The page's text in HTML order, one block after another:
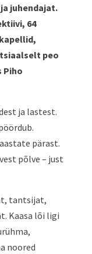
juhendajat.
64
peo
Piho
ja lastest.
pärast.
põlve – just
tantsijat,
Kaasa lõi ligi
noored